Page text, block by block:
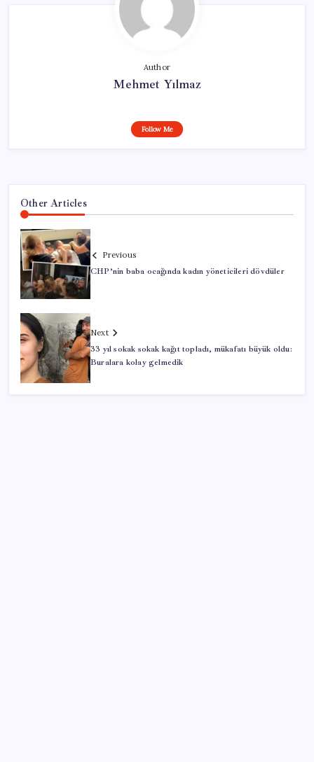
Author
Mehmet Yılmaz
Follow Me
Other Articles
Previous
CHP’nin baba ocağında kadın yöneticileri dövdüler
Next
33 yıl sokak sokak kağıt topladı, mükafatı büyük oldu:
Buralara kolay gelmedik